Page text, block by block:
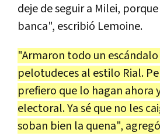
deje de seguir a Milei,
banca", escribió Lemoine.
"Armaron todo un
pelotudeces al estilo Rial.
prefiero que lo hagan ahora
electoral. Ya sé que no les
soban bien la quena",